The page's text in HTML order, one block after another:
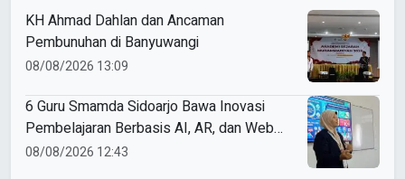
KH Ahmad Dahlan dan Ancaman
Pembunuhan di Banyuwangi
08/08/2026 13:09
6 Guru Smamda Sidoarjo Bawa Inovasi
Pembelajaran Berbasis AI, AR, dan Web
ke ME Award 2026
08/08/2026 12:43